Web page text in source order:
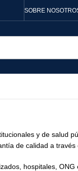
SOBRE
y de salud
de calidad a
hospitales,